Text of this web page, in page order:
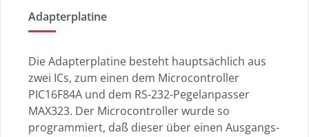
Adapterplatine
Die Adapterplatine besteht hauptsächlich aus
zwei ICs, zum einen dem Microcontroller
PIC16F84A und dem RS-232-Pegelanpasser
MAX323. Der Microcontroller wurde so
programmiert, daß dieser über einen Ausgangs-